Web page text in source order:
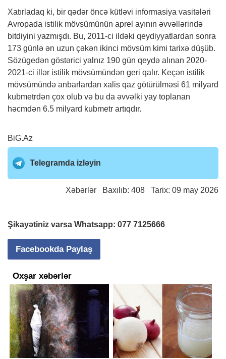
Xatırladaq ki, bir qədər öncə kütləvi informasiya vasitələri
Avropada istilik mövsümünün aprel ayının əvvəllərində
bitdiyini yazmışdı. Bu, 2011-ci ildəki qeydiyyatlardan sonra
173 günlə ən uzun çəkən ikinci mövsüm kimi tarixə düşüb.
Sözügedən göstərici yalnız 190 gün qeydə alınan 2020-
2021-ci illər istilik mövsümündən geri qalır. Keçən istilik
mövsümündə anbarlardan xalis qaz götürülməsi 61 milyard
kubmetrdən çox olub və bu da əvvəlki yay toplanan
həcmdən 6.5 milyard kubmetr artıqdır.
BiG.Az
Telegramda izləyin
Xəbərlər Baxılıb: 408 Tarix: 09 may 2026
Şikayətiniz varsa Whatsapp: 077 7125666
Facebookda Paylaş
Oxşar xəbərlər